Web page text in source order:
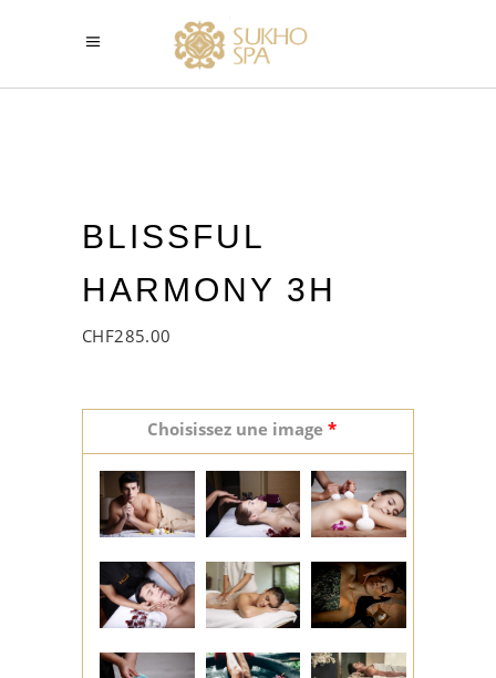
BLISSFUL
HARMONY 3H
CHF285.00
Choisissez une image *